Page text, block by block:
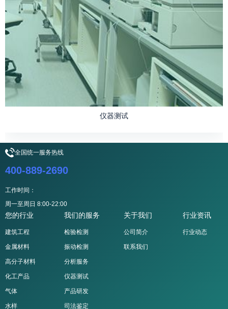
仪器测试
全国统一服务热线
400-889-2690
工作时间：
周一至周日 8:00-22:00
您的行业
建筑工程
金属材料
高分子材料
化工产品
气体
水样
我们的服务
检验检测
振动检测
分析服务
仪器测试
产品研发
司法鉴定
关于我们
公司简介
联系我们
行业资讯
行业动态